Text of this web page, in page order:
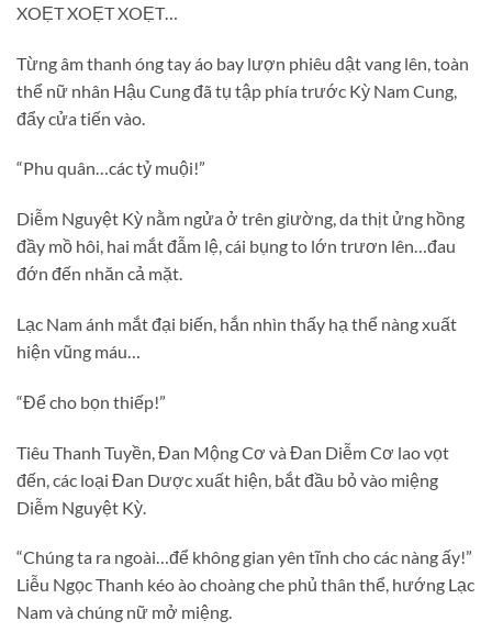
XOẸT XOẸT XOẸT…
Từng âm thanh óng tay áo bay lượn phiêu dật vang lên, toàn
thể nữ nhân Hậu Cung đã tụ tập phía trước Kỳ Nam Cung,
đẩy cửa tiến vào.
“Phu quân…các tỷ muội!”
Diễm Nguyệt Kỳ nằm ngửa ở trên giường, da thịt ửng hồng
đầy mồ hôi, hai mắt đẫm lệ, cái bụng to lớn trươn lên…đau
đớn đến nhăn cả mặt.
Lạc Nam ánh mắt đại biến, hắn nhìn thấy hạ thể nàng xuất
hiện vũng máu…
“Để cho bọn thiếp!”
Tiêu Thanh Tuyền, Đan Mộng Cơ và Đan Diễm Cơ lao vọt
đến, các loại Đan Dược xuất hiện, bắt đầu bỏ vào miệng
Diễm Nguyệt Kỳ.
“Chúng ta ra ngoài…để không gian yên tĩnh cho các nàng ấy!”
Liễu Ngọc Thanh kéo ào choàng che phủ thân thể, hướng Lạc
Nam và chúng nữ mở miệng.